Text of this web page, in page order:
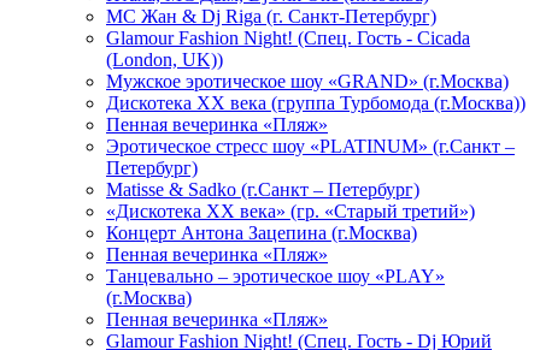
МС Жан & Dj Riga (г. Санкт-Петербург)
Glamour Fashion Night! (Спец. Гость - Cicada
(London, UK))
Мужское эротическое шоу «GRAND» (г.Москва)
Дискотека XX века (группа Турбомода (г.Москва))
Пенная вечеринка «Пляж»
Эротическое стресс шоу «PLATINUM» (г.Санкт –
Петербург)
Matisse & Sadko (г.Санкт – Петербург)
«Дискотека ХХ века» (гр. «Старый третий»)
Концерт Антона Зацепина (г.Москва)
Пенная вечеринка «Пляж»
Танцевально – эротическое шоу «PLAY»
(г.Москва)
Пенная вечеринка «Пляж»
Glamour Fashion Night! (Спец. Гость - Dj Юрий